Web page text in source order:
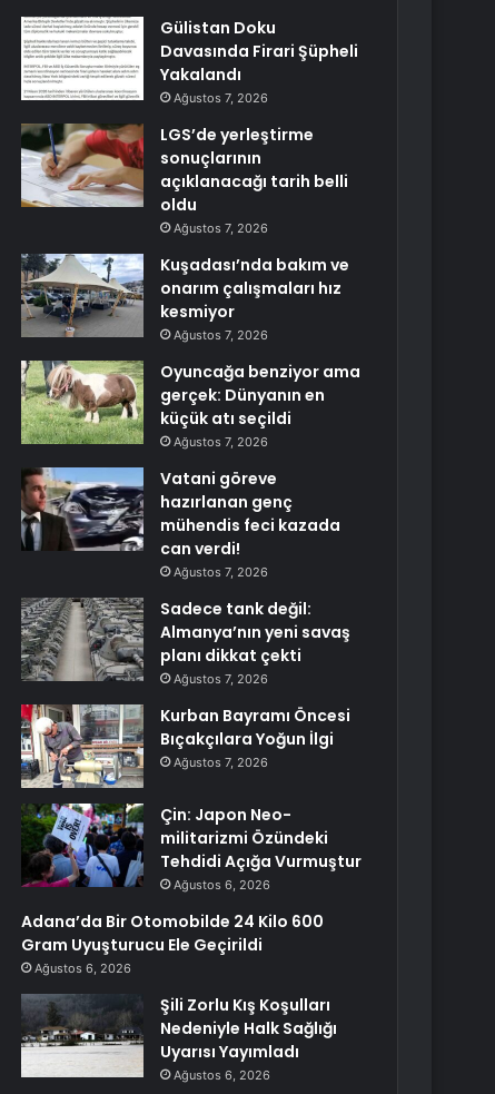
Gülistan Doku
Davasında Firari Şüpheli
Yakalandı
Ağustos 7, 2026
LGS’de yerleştirme
sonuçlarının
açıklanacağı tarih belli
oldu
Ağustos 7, 2026
Kuşadası’nda bakım ve
onarım çalışmaları hız
kesmiyor
Ağustos 7, 2026
Oyuncağa benziyor ama
gerçek: Dünyanın en
küçük atı seçildi
Ağustos 7, 2026
Vatani göreve
hazırlanan genç
mühendis feci kazada
can verdi!
Ağustos 7, 2026
Sadece tank değil:
Almanya’nın yeni savaş
planı dikkat çekti
Ağustos 7, 2026
Kurban Bayramı Öncesi
Bıçakçılara Yoğun İlgi
Ağustos 7, 2026
Çin: Japon Neo-
militarizmi Özündeki
Tehdidi Açığa Vurmuştur
Ağustos 6, 2026
Adana’da Bir Otomobilde 24 Kilo 600
Gram Uyuşturucu Ele Geçirildi
Ağustos 6, 2026
Şili Zorlu Kış Koşulları
Nedeniyle Halk Sağlığı
Uyarısı Yayımladı
Ağustos 6, 2026